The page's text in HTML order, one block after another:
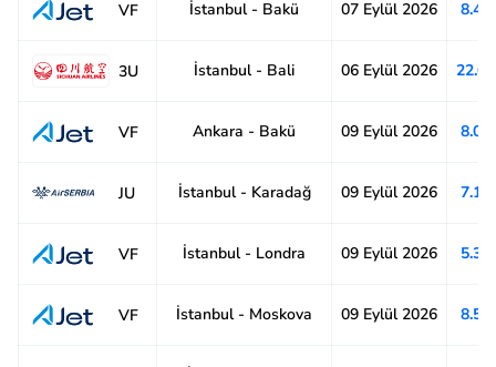
VF İstanbul - Bakü 07 Eylül 2026
3U İstanbul - Bali 06 Eylül 2026
VF Ankara - Bakü 09 Eylül 2026
JU İstanbul - Karadağ 09 Eylül 2026
VF İstanbul - Londra 09 Eylül 2026
VF İstanbul - Moskova 09 Eylül 2026